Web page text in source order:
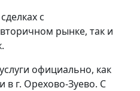
с
рынке, так и
официально, как
в г. Орехово-Зуево. С